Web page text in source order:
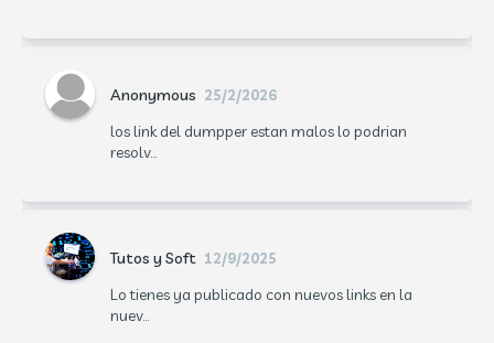
Anonymous 25/2/2026
los link del dumpper estan malos lo podrian
resolv...
Tutos y Soft 12/9/2025
Lo tienes ya publicado con nuevos links en la
nuev...